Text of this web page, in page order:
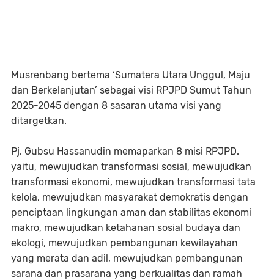
Musrenbang bertema ‘Sumatera Utara Unggul, Maju
dan Berkelanjutan’ sebagai visi RPJPD Sumut Tahun
2025-2045 dengan 8 sasaran utama visi yang
ditargetkan.
Pj. Gubsu Hassanudin memaparkan 8 misi RPJPD.
yaitu, mewujudkan transformasi sosial, mewujudkan
transformasi ekonomi, mewujudkan transformasi tata
kelola, mewujudkan masyarakat demokratis dengan
penciptaan lingkungan aman dan stabilitas ekonomi
makro, mewujudkan ketahanan sosial budaya dan
ekologi, mewujudkan pembangunan kewilayahan
yang merata dan adil, mewujudkan pembangunan
sarana dan prasarana yang berkualitas dan ramah